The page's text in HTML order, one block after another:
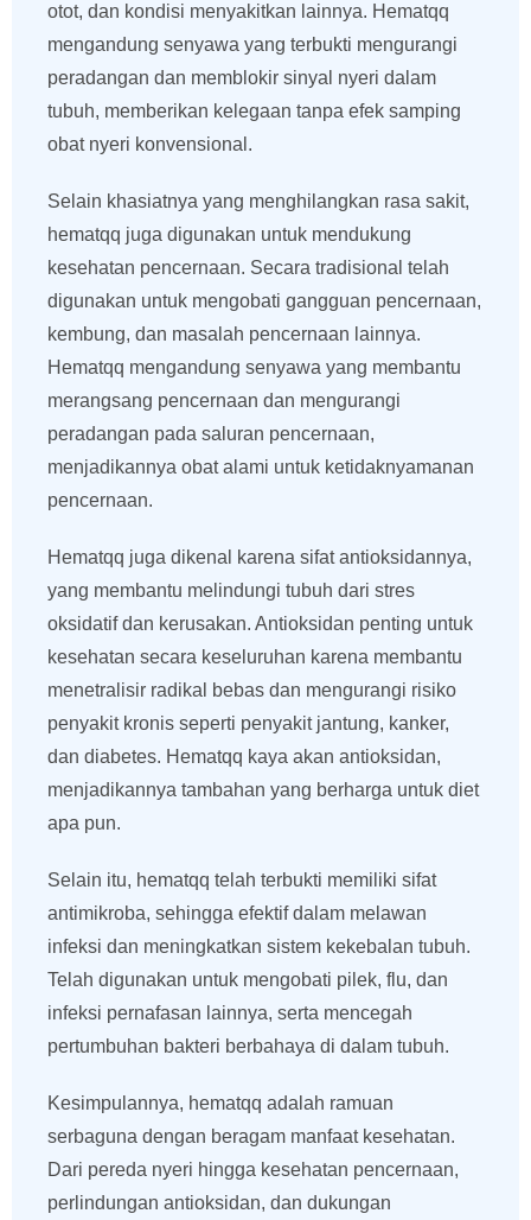
otot, dan kondisi menyakitkan lainnya. Hematqq
mengandung senyawa yang terbukti mengurangi
peradangan dan memblokir sinyal nyeri dalam
tubuh, memberikan kelegaan tanpa efek samping
obat nyeri konvensional.
Selain khasiatnya yang menghilangkan rasa sakit,
hematqq juga digunakan untuk mendukung
kesehatan pencernaan. Secara tradisional telah
digunakan untuk mengobati gangguan pencernaan,
kembung, dan masalah pencernaan lainnya.
Hematqq mengandung senyawa yang membantu
merangsang pencernaan dan mengurangi
peradangan pada saluran pencernaan,
menjadikannya obat alami untuk ketidaknyamanan
pencernaan.
Hematqq juga dikenal karena sifat antioksidannya,
yang membantu melindungi tubuh dari stres
oksidatif dan kerusakan. Antioksidan penting untuk
kesehatan secara keseluruhan karena membantu
menetralisir radikal bebas dan mengurangi risiko
penyakit kronis seperti penyakit jantung, kanker,
dan diabetes. Hematqq kaya akan antioksidan,
menjadikannya tambahan yang berharga untuk diet
apa pun.
Selain itu, hematqq telah terbukti memiliki sifat
antimikroba, sehingga efektif dalam melawan
infeksi dan meningkatkan sistem kekebalan tubuh.
Telah digunakan untuk mengobati pilek, flu, dan
infeksi pernafasan lainnya, serta mencegah
pertumbuhan bakteri berbahaya di dalam tubuh.
Kesimpulannya, hematqq adalah ramuan
serbaguna dengan beragam manfaat kesehatan.
Dari pereda nyeri hingga kesehatan pencernaan,
perlindungan antioksidan, dan dukungan